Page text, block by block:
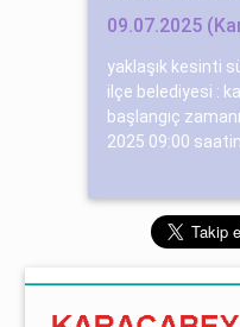
09.07.2025
yaklaşık kesinti
ilçe belediyesi :
başlangıç
2025 09:00